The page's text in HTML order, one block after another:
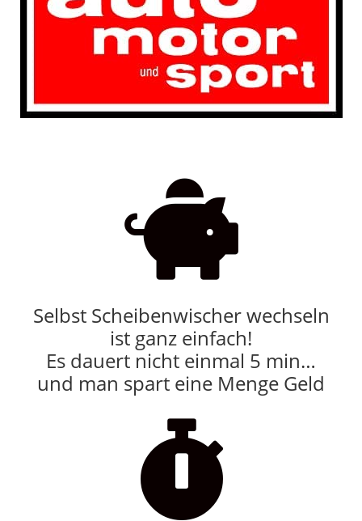

Selbst Scheibenwischer wechseln
ist ganz einfach!
Es dauert nicht einmal 5 min…
und man spart eine Menge Geld
